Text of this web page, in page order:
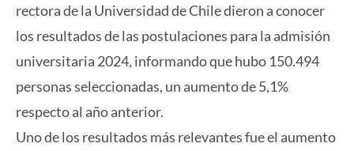
rectora de la Universidad de Chile dieron a conocer
los resultados de las postulaciones para la admisión
universitaria 2024, informando que hubo 150.494
personas seleccionadas, un aumento de 5,1%
respecto al año anterior.
Uno de los resultados más relevantes fue el aumento